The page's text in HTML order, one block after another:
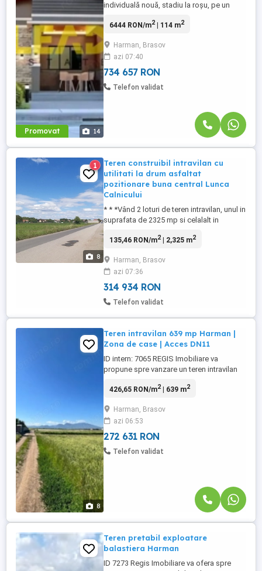
Promovat 14
individuală nouă, stadiu la roșu, pe un
Hărman, la 10 minute de Brașov.
beton armat cu zidărie BCA nut-feder,
acoperiș din tablă fălțuită montată. Regim
parter. Înălțime liberă 3,05 ...
6444 RON/m2| 114 m2
Harman, Brasov
azi 07:40
734 657 RON
Telefon validat
8
1
Teren construibil intravilan cu
utilitati la drum asfaltat
pozitionare buna central Lunca
Calnicului
* * *Vând 2 loturi de teren intravilan, unul in
suprafata de 2325 mp si celalalt in
localitatii Lunca Calnicului, com. Prejmer,
cultural, scoala, gradinita. Terenurile
dispun de toate utilitatile la limita de
proprietate ...
135,46 RON/m2| 2,325 m2
Harman, Brasov
azi 07:36
314 934 RON
Telefon validat
8
Teren intravilan 639 mp Harman |
Zona de case | Acces DN11
ID intern: 7065 REGIS Imobiliare va
propune spre vanzare un teren intravilan
rezidentiala aflata in continua dezvoltare,
14 cu DN11. Terenul are o suprafata de
639 mp si dimensiuni de aproximativ 22,40
m x 27,44 ...
426,65 RON/m2| 639 m2
Harman, Brasov
azi 06:53
272 631 RON
Telefon validat
Teren pretabil exploatare
balastiera Harman
ID 7273 Regis Imobiliare va ofera spre